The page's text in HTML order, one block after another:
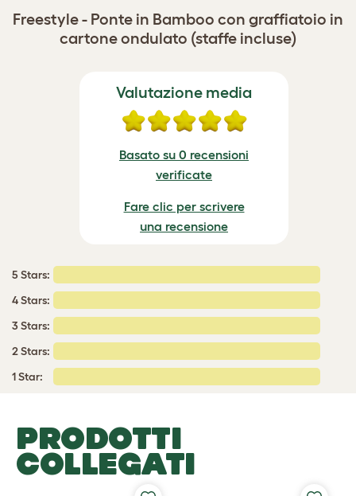
Freestyle - Ponte in Bamboo con graffiatoio in
cartone ondulato (staffe incluse)
Valutazione media
Basato su 0 recensioni
verificate
Fare clic per scrivere
una recensione
5 Stars:
4 Stars:
3 Stars:
2 Stars:
1 Star:
PRODOTTI
COLLEGATI